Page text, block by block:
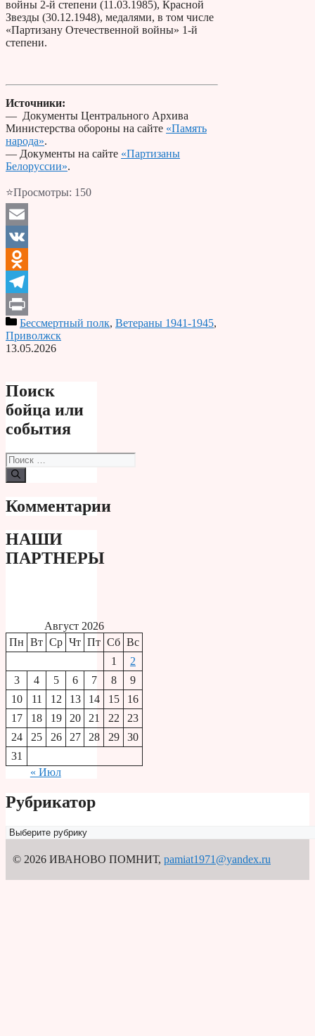
войны 2-й степени (11.03.1985), Красной
Звезды (30.12.1948), медалями, в том числе
«Партизану Отечественной войны» 1-й
степени.
Источники:
— Документы Центрального Архива
Министерства обороны на сайте «Память
народа».
— Документы на сайте «Партизаны
Белоруссии».
⭐Просмотры: 150
Email
VK
Odnoklassniki
Telegram
PrintБессмертный полк, Ветераны 1941-1945,
Приволжск
13.05.2026
Поиск
бойца или
события
Поиск:
Комментарии
НАШИ
ПАРТНЕРЫ
Август 2026
Пн Вт Ср Чт Пт Сб Вс
1
2
3
4 5 6 7 8
9
10
11 12 13 14 15
16
17
18 19 20 21 22
23
24
25 26 27 28 29
30
31
« Июл
Рубрикатор
Рубрикатор
© 2026 ИВАНОВО ПОМНИТ, pamiat1971@yandex.ru